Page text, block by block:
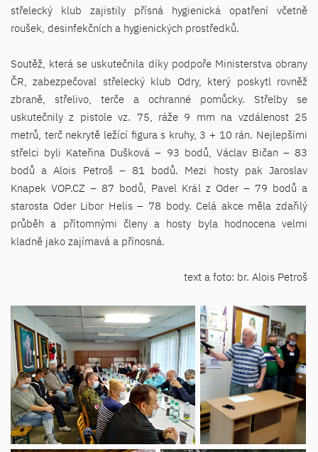
střelecký klub zajistily přísná hygienická opatření včetně
roušek, desinfekčních a hygienických prostředků.
Soutěž, která se uskutečnila díky podpoře Ministerstva obrany
ČR, zabezpečoval střelecký klub Odry, který poskytl rovněž
zbraně, střelivo, terče a ochranné pomůcky. Střelby se
uskutečnily z pistole vz. 75, ráže 9 mm na vzdálenost 25
metrů, terč nekrytě ležící figura s kruhy, 3 + 10 rán. Nejlepšími
střelci byli Kateřina Dušková – 93 bodů, Václav Bičan – 83
bodů a Alois Petroš – 81 bodů. Mezi hosty pak Jaroslav
Knapek VOP.CZ – 87 bodů, Pavel Král z Oder – 79 bodů a
starosta Oder Libor Helis – 78 body. Celá akce měla zdařilý
průběh a přítomnými členy a hosty byla hodnocena velmi
kladně jako zajímavá a přínosná.
text a foto: br. Alois Petroš